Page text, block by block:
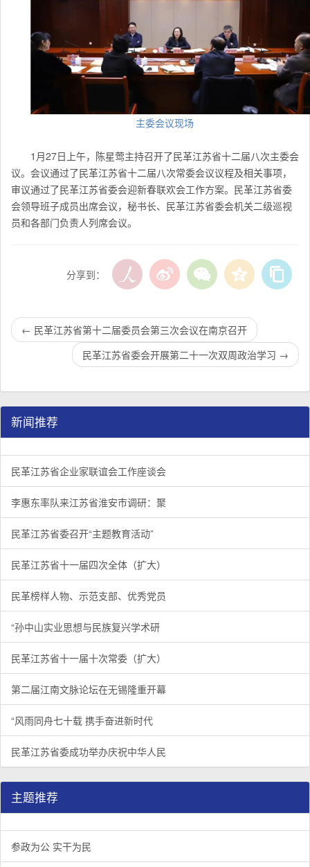
主委会议现场
1月27日上午，陈星莺主持召开了民革江苏省十二届八次主委会
议。会议通过了民革江苏省十二届八次常委会议议程及相关事项，
审议通过了民革江苏省委会迎新春联欢会工作方案。民革江苏省委
会领导班子成员出席会议，秘书长、民革江苏省委会机关二级巡视
员和各部门负责人列席会议。
分享到：
← 民革江苏省第十二届委员会第三次会议在南京召开
民革江苏省委会开展第二十一次双周政治学习 →
新闻推荐
民革江苏省企业家联谊会工作座谈会在宁召开
1/3 李惠东率队来江苏省淮安市调研：聚焦民革党员之家建设管
2/3 民革江苏省委召开“主题教育活动” 领导班子民主生活会
3/3
民革江苏省企业家联谊会工作座谈会
李惠东率队来江苏省淮安市调研：聚
民革江苏省委召开“主题教育活动”
民革江苏省十一届四次全体（扩大）
民革榜样人物、示范支部、优秀党员
“孙中山实业思想与民族复兴学术研
民革江苏省十一届十次常委（扩大）
第二届江南文脉论坛在无锡隆重开幕
“风雨同舟七十载 携手奋进新时代
民革江苏省委成功举办庆祝中华人民
主题推荐
参政为公 实干为民